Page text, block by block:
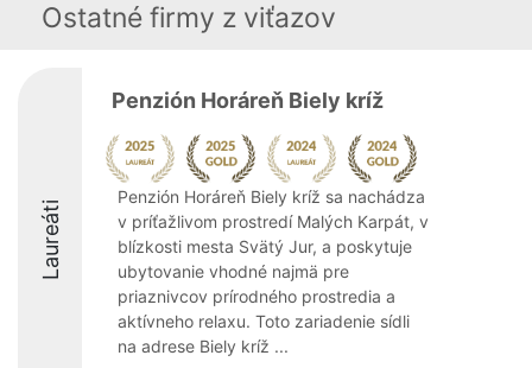
Ostatné firmy z viťazov
Laureáti
Penzión Horáreň Biely kríž
Penzión Horáreň Biely kríž sa nachádza
v príťažlivom prostredí Malých Karpát, v
blízkosti mesta Svätý Jur, a poskytuje
ubytovanie vhodné najmä pre
priaznivcov prírodného prostredia a
aktívneho relaxu. Toto zariadenie sídli
na adrese Biely kríž ...